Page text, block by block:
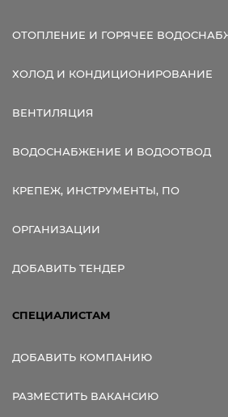
ОТОПЛЕНИЕ И ГОРЯЧЕЕ
ХОЛОД И КОНДИЦИОНИРОВАНИЕ
ВЕНТИЛЯЦИЯ
ВОДОСНАБЖЕНИЕ И ВОДООТВОД
КРЕПЕЖ, ИНСТРУМЕНТЫ, ПО
ОРГАНИЗАЦИИ
ДОБАВИТЬ ТЕНДЕР
СПЕЦИАЛИСТАМ
ДОБАВИТЬ КОМПАНИЮ
РАЗМЕСТИТЬ ВАКАНСИЮ